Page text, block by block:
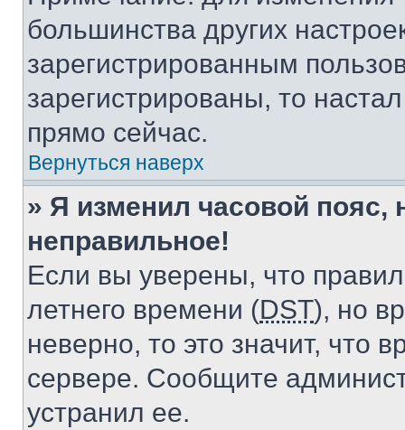
большинства других
зарегистрированным
зарегистрированы, то
прямо сейчас.
Вернуться наверх
» Я изменил часовой пояс,
неправильное!
Если вы уверены, что
летнего времени (DST), но
неверно, то это значит, что
сервере. Сообщите
устранил ее.